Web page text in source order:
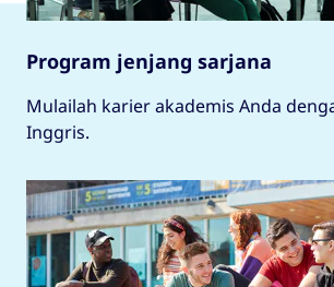
Program jenjang sarjana
Mulailah karier akademis Anda
Inggris.